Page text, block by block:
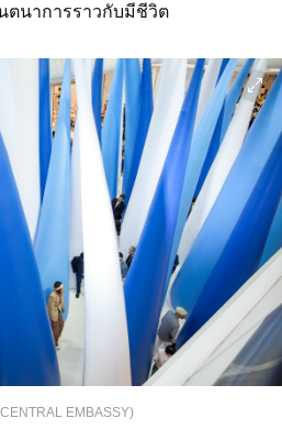
ตนาการราวกับมีชีวิต
EMBASSY)